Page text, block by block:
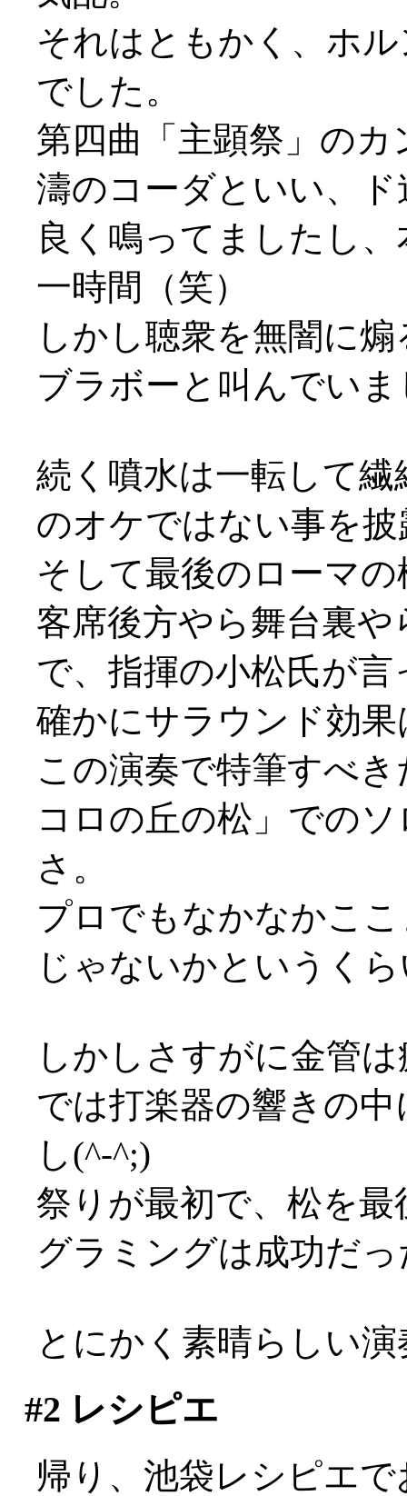
それはともかく、ホ
でした。
第四曲「主顕祭」の
濤のコーダといい、
良く鳴ってましたし
一時間（笑）
しかし聴衆を無闇に
ブラボーと叫んでい
続く噴水は一転して
のオケではない事を披
そして最後のローマの
客席後方やら舞台裏
で、指揮の小松氏が
確かにサラウンド効
この演奏で特筆すべ
コロの丘の松」での
さ。
プロでもなかなかこ
じゃないかというく
しかしさすがに金管
では打楽器の響きの
し(^-^;)
祭りが最初で、松を
グラミングは成功だ
とにかく素晴らしい
#2 レシピエ
帰り、池袋レシピエで